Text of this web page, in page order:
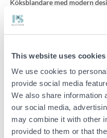
This website uses cookies
We use cookies to
provide social media
We also share information
our social media,
may combine it with other
provided to them or that
Köksblandare med modern
smidig användning i köksmiljö.
svängradie på pipen och är
Begränsad svängradie 160°
Engreppsblandare
Viktig info
Buden är bindande och
objekt. Eventuella